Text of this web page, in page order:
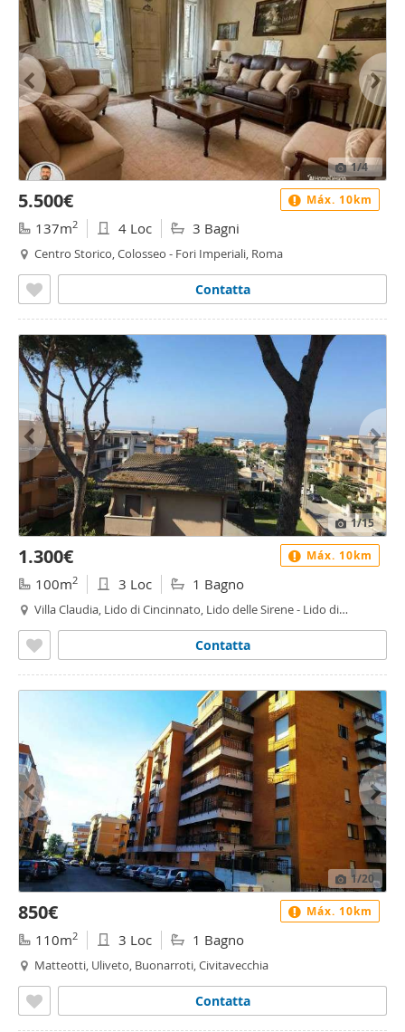
1/4
5.500€
137m2 4 Loc 3 Bagni
Centro Storico, Colosseo - Fori Imperiali, Roma
Contatta
Máx. 10km
1/15
1.300€
100m2 3 Loc 1 Bagno
Villa Claudia, Lido di Cincinnato, Lido delle Sirene - Lido di
Contatta
Máx. 10km
1/20
850€
110m2 3 Loc 1 Bagno
Matteotti, Uliveto, Buonarroti, Civitavecchia
Contatta
Máx. 10km